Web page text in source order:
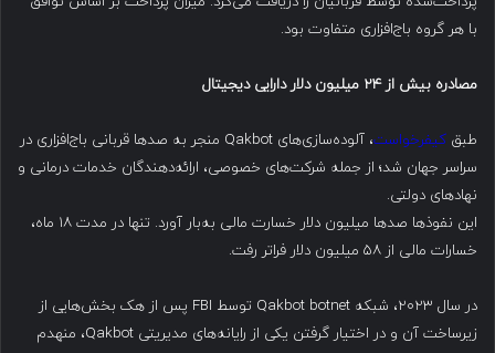
با هر گروه باج‌افزاری متفاوت بود.
مصادره بیش از۲۴ میلیون دلار دارایی دیجیتال
طبق کیفرخواست
، آلوده‌سازی‌های Qakbot منجر به صدها قربانی باج‌افزاری در
سراسر جهان شد؛ از جمله شرکت‌های خصوصی، ارائه‌دهندگان خدمات درمانی و
نهادهای دولتی.
این نفوذها صدها میلیون دلار خسارت مالی به‌بار آورد. تنها در مدت ۱۸ ماه،
خسارات مالی از ۵۸ میلیون دلار فراتر رفت.
در سال ۲۰۲۳، شبکه Qakbot botnet توسط FBI پس از هک بخش‌هایی از
زیرساخت آن و در اختیار گرفتن یکی از رایانه‌های مدیریتی Qakbot، منهدم